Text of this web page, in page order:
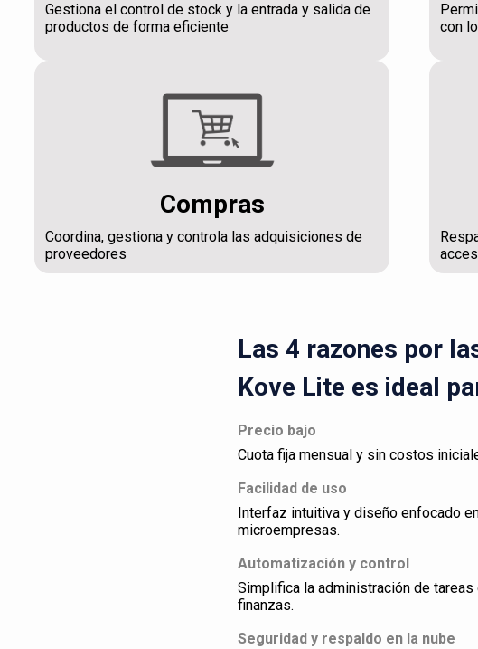
Gestiona el control de stock y la entrada y salida de
productos de forma eficiente
con
Compras
Coordina, gestiona y controla las adquisiciones de
proveedores
Las 4 razones por
Kove Lite es ideal
Precio bajo
Cuota fija mensual y sin costos
Facilidad de uso
Interfaz intuitiva y diseño enfocado
microempresas.
Automatización y control
Simplifica la administración de
finanzas.
Seguridad y respaldo en la nube